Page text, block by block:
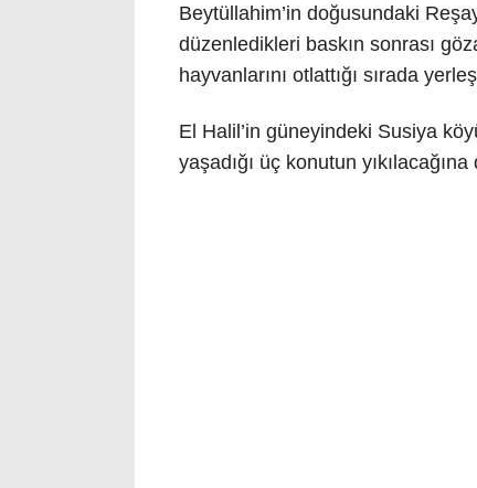
Beytüllahim’in doğusundaki
düzenledikleri baskın sonrası
hayvanlarını otlattığı sırada
El Halil’in güneyindeki Susiya
yaşadığı üç konutun